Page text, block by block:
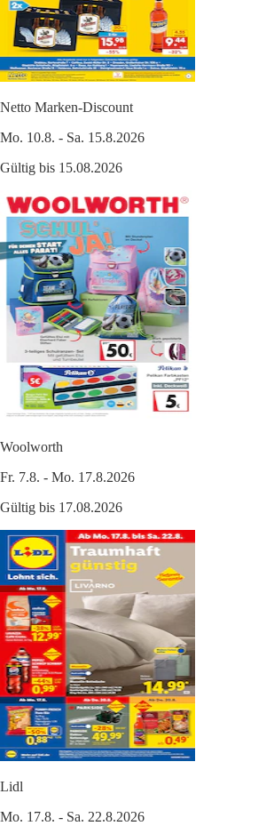
Netto Marken-Discount
Mo. 10.8. - Sa. 15.8.2026
Gültig bis 15.08.2026
Woolworth
Fr. 7.8. - Mo. 17.8.2026
Gültig bis 17.08.2026
Lidl
Mo. 17.8. - Sa. 22.8.2026